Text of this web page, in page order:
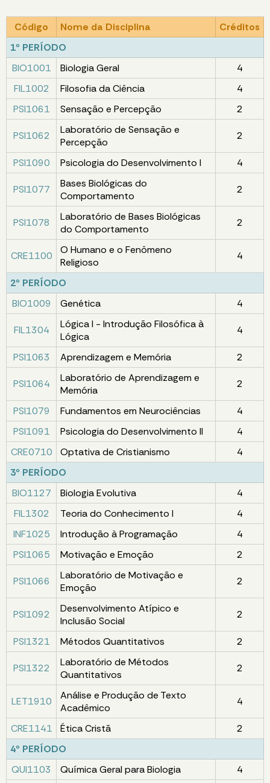
Código Nome da Disciplina
Créditos
1º PERÍODO
BIO1001
Biologia Geral
4
FIL1002
Filosofia da Ciência
4
PSI1061
Sensação e Percepção 2
PSI1062
Laboratório de Sensação e
Percepção
2
PSI1090 Psicologia do Desenvolvimento I 4
PSI1077
Bases Biológicas do
Comportamento
2
PSI1078
Laboratório de Bases Biológicas
do Comportamento
2
CRE1100
O Humano e o Fenômeno
Religioso
4
2º PERÍODO
BIO1009
Genética 4
FIL1304
Lógica I - Introdução Filosófica à
Lógica
4
PSI1063 Aprendizagem e Memória 2
PSI1064
Laboratório de Aprendizagem e
Memória
2
PSI1079 Fundamentos em Neurociências
4
PSI1091
Psicologia do Desenvolvimento II
4
CRE0710
Optativa de Cristianismo
4
3º PERÍODO
BIO1127
Biologia Evolutiva
4
FIL1302
Teoria do Conhecimento I
4
INF1025
Introdução à Programação
4
PSI1065
Motivação e Emoção 2
PSI1066
Laboratório de Motivação e
Emoção
2
PSI1092
Desenvolvimento Atípico e
Inclusão Social
2
PSI1321 Métodos Quantitativos 2
PSI1322
Laboratório de Métodos
Quantitativos
2
LET1910
Análise e Produção de Texto
Acadêmico
4
CRE1141 Ética Cristã
2
4º PERÍODO
QUI1103
Química Geral para Biologia
4